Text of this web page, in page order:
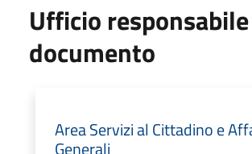
Ufficio
documento
Area Servizi al Cittadino e
Generali